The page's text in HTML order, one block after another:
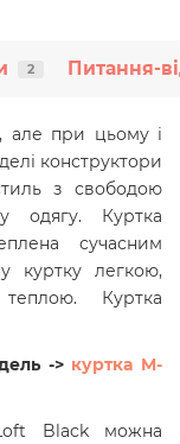
2 Питання-
але при цьому і
конструктори
з свободою
одягу. Куртка
сучасним
куртку легкою,
теплою. Куртка
-> куртка M-
Black можна